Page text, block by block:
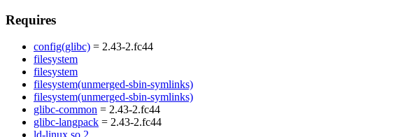
Requires
config(glibc) = 2.43-2.fc44
filesystem
filesystem
filesystem(unmerged-sbin-symlinks)
filesystem(unmerged-sbin-symlinks)
glibc-common = 2.43-2.fc44
glibc-langpack = 2.43-2.fc44